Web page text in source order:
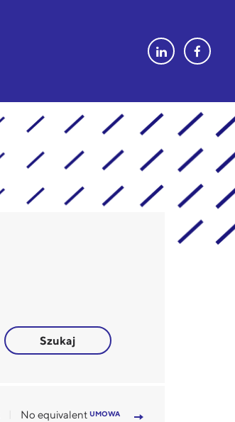
Szukaj
No equivalent UMOWA